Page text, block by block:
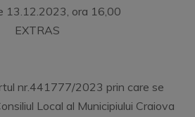
13.12.2023, ora 16,00
EXTRAS
nr.441777/2023 prin care se
Local al Municipiului Craiova